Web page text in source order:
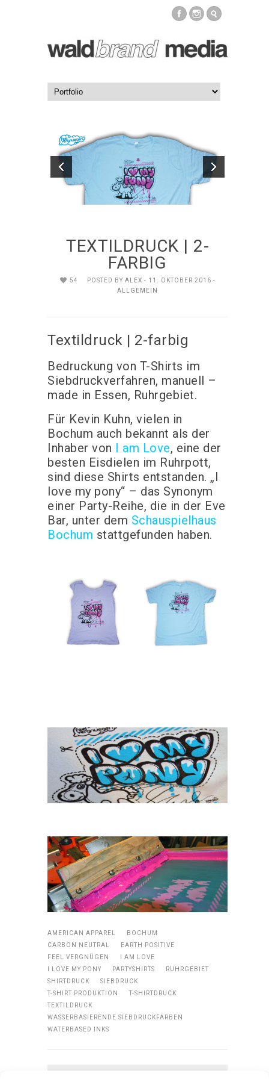
TEXTILDRUCK | 2-
FARBIG
54 POSTED BY ALEX - 11. OKTOBER 2016 -
ALLGEMEIN
Textildruck | 2-farbig
Bedruckung von T-Shirts im
Siebdruckverfahren, manuell –
made in Essen, Ruhrgebiet.
Für Kevin Kuhn, vielen in
Bochum auch bekannt als der
Inhaber von I am Love, eine der
besten Eisdielen im Ruhrpott,
sind diese Shirts entstanden. „I
love my pony“ – das Synonym
einer Party-Reihe, die in der Eve
Bar, unter dem Schauspielhaus
Bochum stattgefunden haben.
AMERICAN APPAREL
BOCHUM
CARBON NEUTRAL
EARTH POSITIVE
FEEL VERGNÜGEN
I AM LOVE
I LOVE MY PONY
PARTYSHIRTS
RUHRGEBIET
SHIRTDRUCK
SIEBDRUCK
T-SHIRT PRODUKTION
T-SHIRTDRUCK
TEXTILDRUCK
WASSERBASIERENDE SIEBDRUCKFARBEN
WATERBASED INKS